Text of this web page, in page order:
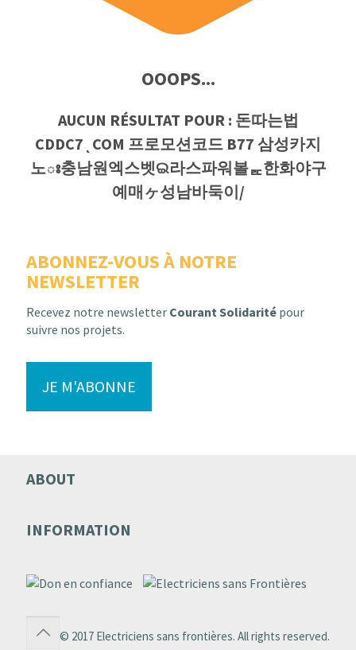
OOOPS...
AUCUN RÉSULTAT POUR : 돈따는법
CDDC7ͺCOM 프로모션코드 B77 삼성카지
노ః충남원엑스벳ଇ라스파워볼ᇎ한화야구
예매ヶ성남바둑이/
ABONNEZ-VOUS À NOTRE
NEWSLETTER
Recevez notre newsletter Courant Solidarité pour
suivre nos projets.
JE M'ABONNE
ABOUT
INFORMATION
© 2017 Electriciens sans frontières. All rights reserved.